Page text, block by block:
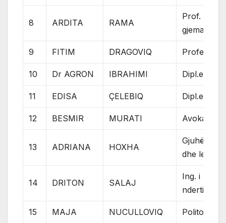
8 ARDITA RAMA
Prof. i
gjemane
9 FITIM DRAGOVIQ Profesor
10 Dr AGRON IBRAHIMI Dipl.ecc
11 EDISA ÇELEBIQ Dipl.ecc
12 BESMIR MURATI Avokat
13 ADRIANA HOXHA
Gjuhë
dhe letërsi
14 DRITON SALAJ
Ing. i
15 MAJA NUCULLOVIQ Politolog